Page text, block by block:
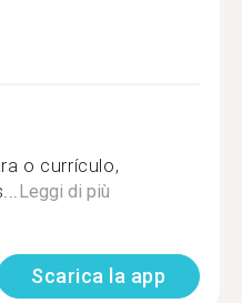
o currículo,
Leggi di più
Scarica la app